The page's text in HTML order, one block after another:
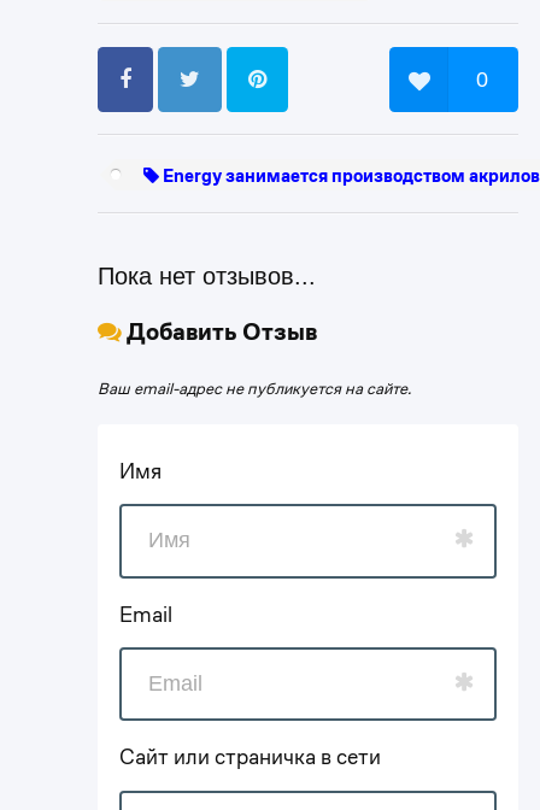
0
Energy занимается производством
Пока нет отзывов...
Добавить Отзыв
Ваш email-адрес не публикуется на сайте.
Имя
Email
Сайт или страничка в сети